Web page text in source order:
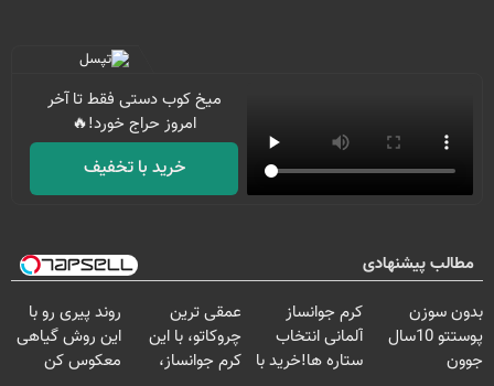
میخ کوب دستی فقط تا آخر
امروز حراج خورد!🔥
خرید با تخفیف
مطالب پیشنهادی
بدون سوزن
پوستتو 10سال
جوون
کرم جوانساز
آلمانی انتخاب
ستاره ها!خرید با
عمقی ترین
چروکاتو، با این
کرم جوانساز،
روند پیری رو با
این روش گیاهی
معکوس کن